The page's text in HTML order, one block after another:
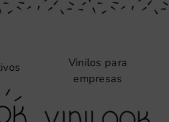
Vinilos para
empresas